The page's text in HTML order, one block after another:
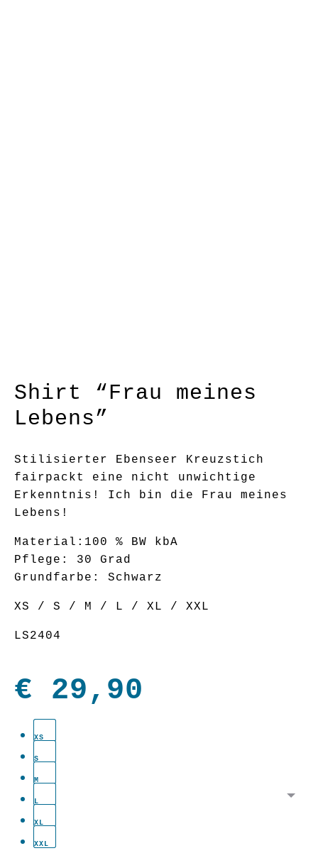
Shirt “Frau meines
Lebens”
Stilisierter Ebenseer Kreuzstich
fairpackt eine nicht unwichtige
Erkenntnis! Ich bin die Frau meines
Lebens!
Material:100 % BW kbA
Pflege: 30 Grad
Grundfarbe: Schwarz
XS / S / M / L / XL / XXL
LS2404
€ 29,90
XS
S
M
L
XL
XXL